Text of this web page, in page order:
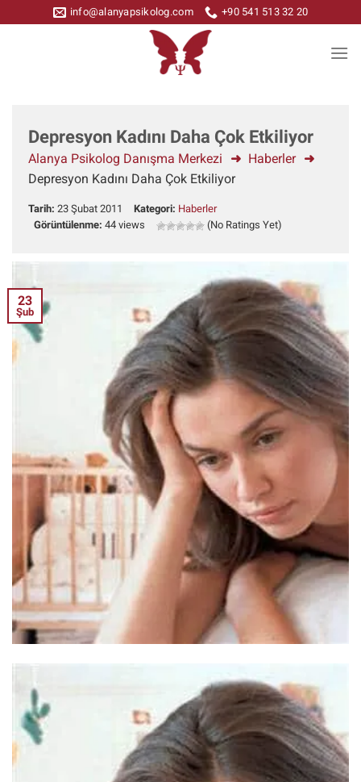
info@alanyapsikolog.com +90 541 513 32 20
Depresyon Kadını Daha Çok Etkiliyor
Alanya Psikolog Danışma Merkezi
Haberler
Depresyon Kadını Daha Çok Etkiliyor
Tarih: 23 Şubat 2011 Kategori: Haberler
Görüntülenme: 44 views (No Ratings Yet)
23
Şub